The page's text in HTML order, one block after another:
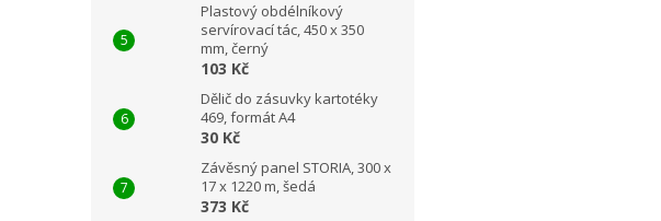
Plastový obdélníkový
servírovací tác, 450 x 350
mm, černý
103 Kč
Dělič do zásuvky kartotéky
469, formát A4
30 Kč
Závěsný panel STORIA, 300 x
17 x 1220 m, šedá
373 Kč